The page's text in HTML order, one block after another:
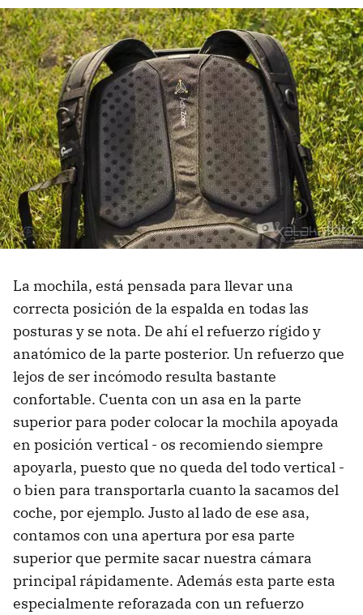
La mochila, está pensada para llevar una
correcta posición de la espalda en todas las
posturas y se nota. De ahí el refuerzo rígido y
anatómico de la parte posterior. Un refuerzo que
lejos de ser incómodo resulta bastante
confortable. Cuenta con un asa en la parte
superior para poder colocar la mochila apoyada
en posición vertical - os recomiendo siempre
apoyarla, puesto que no queda del todo vertical -
o bien para transportarla cuanto la sacamos del
coche, por ejemplo. Justo al lado de ese asa,
contamos con una apertura por esa parte
superior que permite sacar nuestra cámara
principal rápidamente. Además esta parte esta
especialmente reforazada con un refuerzo